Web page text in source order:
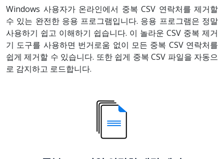
Windows 사용자가 온라인에서 중복 CSV 연락처를 제거할
수 있는 완전한 응용 프로그램입니다. 응용 프로그램은 정말
사용하기 쉽고 이해하기 쉽습니다. 이 놀라운 CSV 중복 제거
기 도구를 사용하면 번거로움 없이 모든 중복 CSV 연락처를
쉽게 제거할 수 있습니다. 또한 쉽게 중복 CSV 파일을 자동으
로 감지하고 로드합니다.